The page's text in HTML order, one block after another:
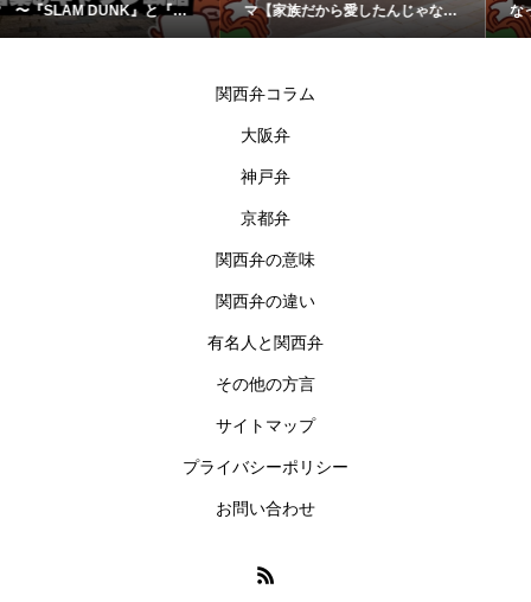
マ【家族だから愛したんじゃなく
て、愛したのが家族だった】
なった理由はなぜ？
関西弁コラム
大阪弁
神戸弁
京都弁
関西弁の意味
関西弁の違い
有名人と関西弁
その他の方言
サイトマップ
プライバシーポリシー
お問い合わせ